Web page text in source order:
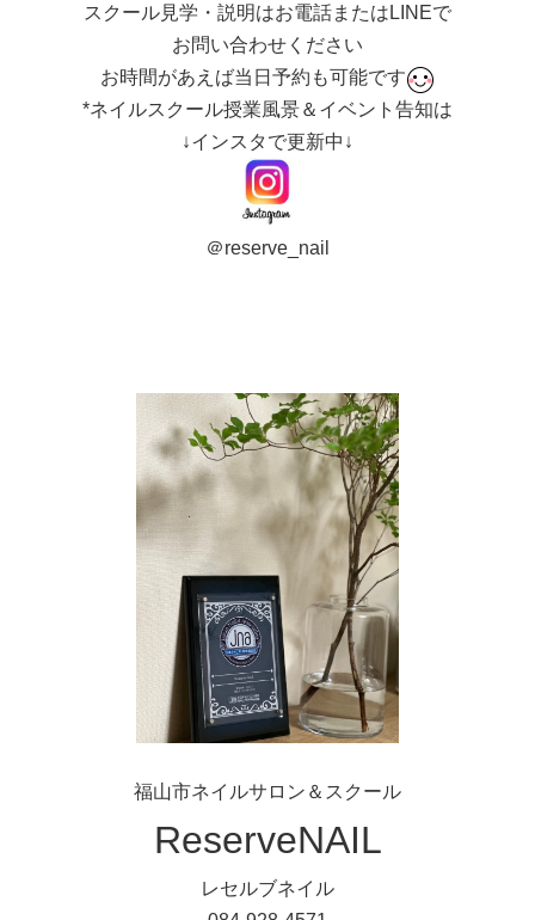
スクール見学・説明はお電話またはLINEで
お問い合わせください
お時間があえば当日予約も可能です
*ネイルスクール授業風景＆イベント告知は
↓インスタで更新中↓
＠reserve_nail
福山市ネイルサロン＆スクール
ReserveNAIL
レセルブネイル